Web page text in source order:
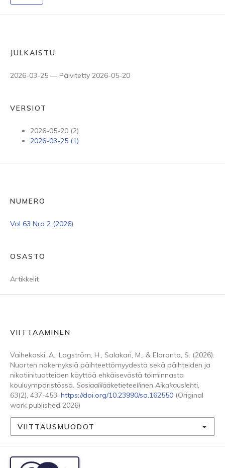
JULKAISTU
2026-03-25 — Päivitetty 2026-05-20
VERSIOT
2026-05-20 (2)
2026-03-25 (1)
NUMERO
Vol 63 Nro 2 (2026)
OSASTO
Artikkelit
VIITTAAMINEN
Vaihekoski, A., Lagström, H., Salakari, M., & Eloranta, S. (2026).
Nuorten näkemyksiä päihteettömyydestä sekä päihteiden ja
nikotiinituotteiden käyttöä ehkäisevästä toiminnasta
kouluympäristössä. Sosiaalilääketieteellinen Aikakauslehti,
63(2), 437-453. https://doi.org/10.23990/sa.162550 (Original
work published 2026)
VIITTAUSMUODOT